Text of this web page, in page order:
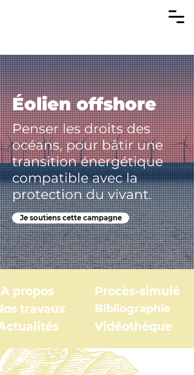
Éolien offshore
Penser les droits des
océans, pour bâtir une
transition énergétique
compatible avec la
protection du vivant.
Je soutiens cette campagne
A propos
travaux
Procès-simulé
Bibliographie
Vidéothèque